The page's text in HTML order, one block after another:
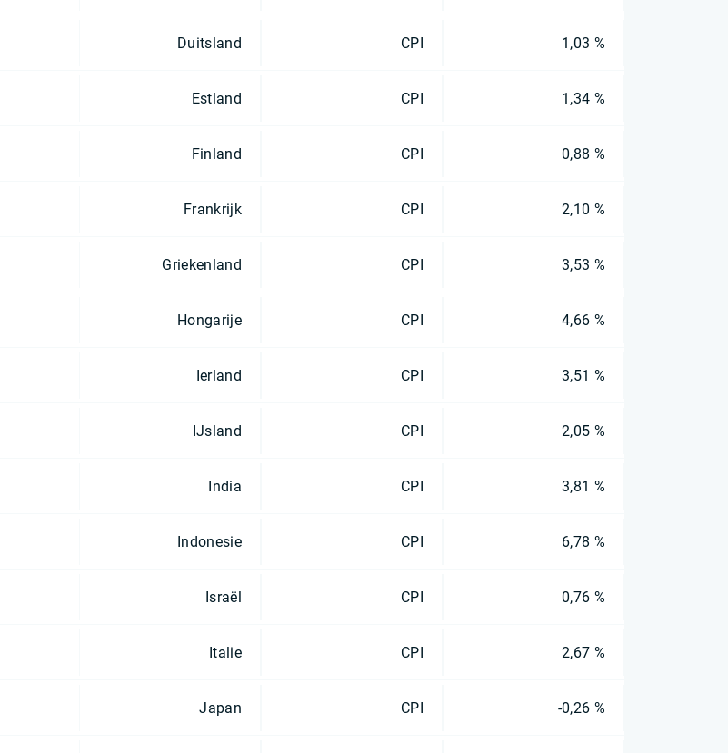
Duitsland CPI 1,03 %
Estland CPI 1,34 %
Finland CPI 0,88 %
Frankrijk CPI 2,10 %
Griekenland CPI 3,53 %
Hongarije CPI 4,66 %
Ierland CPI 3,51 %
IJsland CPI 2,05 %
India CPI 3,81 %
Indonesie CPI 6,78 %
Israël CPI 0,76 %
Italie CPI 2,67 %
Japan CPI -0,26 %